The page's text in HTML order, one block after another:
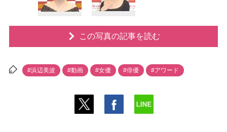
この写真の記事を読む
#浜辺美波 #動画 #女優 #俳優 #アワード